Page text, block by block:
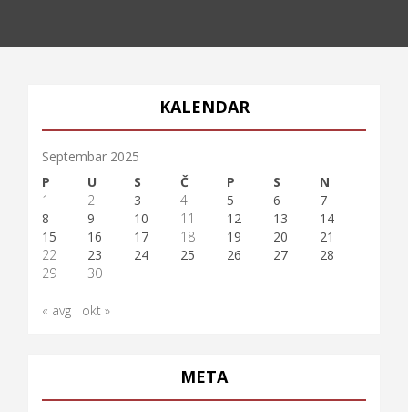
KALENDAR
Septembar 2025
P
U S Č P S
N
1
2 3 4 5 6
7
8
9 10 11 12 13
14
15
16 17 18 19 20
21
22
23 24 25 26 27
28
29
30
« avg okt »
META